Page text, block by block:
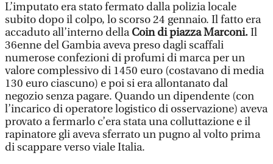
L’imputato era stato fermato dalla polizia locale
subito dopo il colpo, lo scorso 24 gennaio. Il fatto era
accaduto all’interno dellaCoin di piazza Marconi.Il
36enne del Gambia aveva preso dagli scaffali
numerose confezioni di profumi di marca per un
valore complessivo di 1450 euro (costavano di media
130 euro ciascuno) e poi si era allontanato dal
negozio senza pagare. Quando un dipendente (con
l’incarico di operatore logistico di osservazione) aveva
provato a fermarlo c’era stata una colluttazione e il
rapinatore gli aveva sferrato un pugno al volto prima
di scappare verso viale Italia.